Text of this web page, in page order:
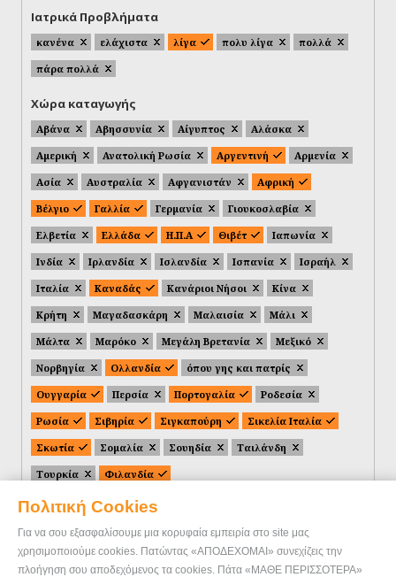
Πολιτική Cookies
Για να σου εξασφαλίσουμε μια κορυφαία εμπειρία στο site μας
χρησιμοποιούμε cookies. Πατώντας «ΑΠΟΔΕΧΟΜΑΙ» συνεχίζεις την
πλοήγηση σου αποδεχόμενος τα cookies. Πάτα «ΜΑΘΕ ΠΕΡΙΣΣΟΤΕΡΑ»
Ιατρικά Προβλήματα
κανένα ελάχιστα λίγα πολυ λίγα
πολλά
πάρα πολλά
Χώρα καταγωγής
Αβάνα Αβησσυνία Αίγυπτος
Αλάσκα
Αμερική
Ανατολική Ρωσία Αργεντινή
Αρμενία
Ασία
Αυστραλία Αφγανιστάν
Αφρική
Βέλγιο
Γαλλία Γερμανία
Γιουκοσλαβία
Ελβετία
Ελλάδα Η.Π.Α Θιβέτ
Ιαπωνία
Ινδία
Ιρλανδία Ισλανδία Ισπανία
Ισραήλ
Ιταλία
Καναδάς Κανάριοι Νήσοι
Κίνα
Κρήτη
Μαγαδασκάρη Μαλαισία
Μάλι
Μάλτα
Μαρόκο Μεγάλη Βρετανία
Μεξικό
Νορβηγία
Ολλανδία
όπου γης και πατρίς
Ουγγαρία
Περσία Πορτογαλία
Ροδεσία
Ρωσία
Σιβηρία Σιγκαπούρη
Σικελία Ιταλία
Σκωτία
Σομαλία Σουηδία
Ταιλάνδη
Τουρκία
Φιλανδία